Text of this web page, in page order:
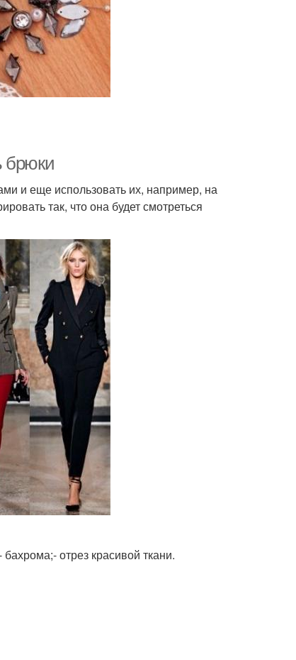
брюки
и еще использовать их, например, на
так, что она будет смотреться
отрез красивой ткани.